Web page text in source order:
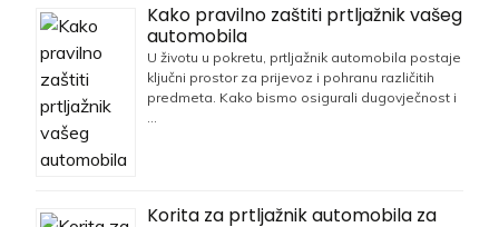
Kako pravilno zaštiti prtljažnik vašeg
automobila
U životu u pokretu, prtljažnik automobila postaje
ključni prostor za prijevoz i pohranu različitih
predmeta. Kako bismo osigurali dugovječnost i
Korita za prtljažnik automobila za